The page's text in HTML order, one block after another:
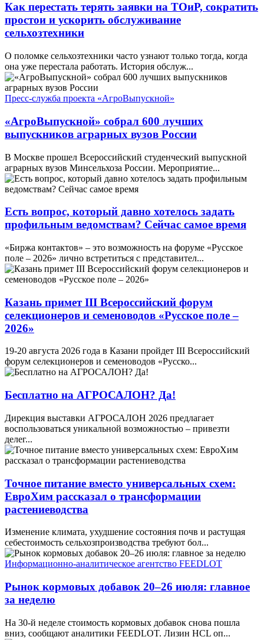
Как перестать терять заявки на ТОиР, сократить
простои и ускорить обслуживание
сельхозтехники
О поломке сельхозтехники часто узнают только тогда, когда
она уже перестала работать. История обслуж...
Пресс-служба проекта «АгроВыпускной»
«АгроВыпускной» собрал 600 лучших
выпускников аграрных вузов России
В Москве прошел Всероссийский студенческий выпускной
аграрных вузов Минсельхоза России. Мероприятие...
Есть вопрос, который давно хотелось задать
профильным ведомствам? Сейчас самое время
«Биржа контактов» – это возможность на форуме «Русское
поле – 2026» лично встретиться с представител...
Казань примет III Всероссийский форум
селекционеров и семеноводов «Русское поле –
2026»
19-20 августа 2026 года в Казани пройдет III Всероссийский
форум селекционеров и семеноводов «Русско...
Бесплатно на АГРОСАЛОН? Да!
Дирекция выставки АГРОСАЛОН 2026 предлагает
воспользоваться уникальной возможностью – привезти
делег...
Точное питание вместо универсальных схем:
ЕвроХим рассказал о трансформации
растениеводства
Изменение климата, ухудшение состояния почв и растущая
себестоимость сельхозпроизводства требуют бол...
Информационно-аналитическое агентство FEEDLOT
Рынок кормовых добавок 20–26 июля: главное
за неделю
На 30-й неделе стоимость кормовых добавок снова пошла
вниз, сообщают аналитики FEEDLOT. Лизин HCL оп...